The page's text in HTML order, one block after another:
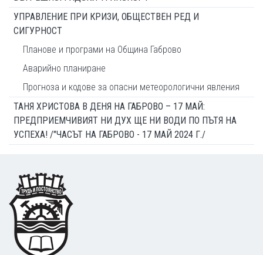
УПРАВЛЕНИЕ ПРИ КРИЗИ, ОБЩЕСТВЕН РЕД И
СИГУРНОСТ
Планове и програми на Община Габрово
Аварийно планиране
Прогноза и кодове за опасни метеорологични явления
ТАНЯ ХРИСТОВА В ДЕНЯ НА ГАБРОВО – 17 МАЙ:
ПРЕДПРИЕМЧИВИЯТ НИ ДУХ ЩЕ НИ ВОДИ ПО ПЪТЯ НА
УСПЕХА! /"ЧАСЪТ НА ГАБРОВО - 17 МАЙ 2024 Г./
Footer